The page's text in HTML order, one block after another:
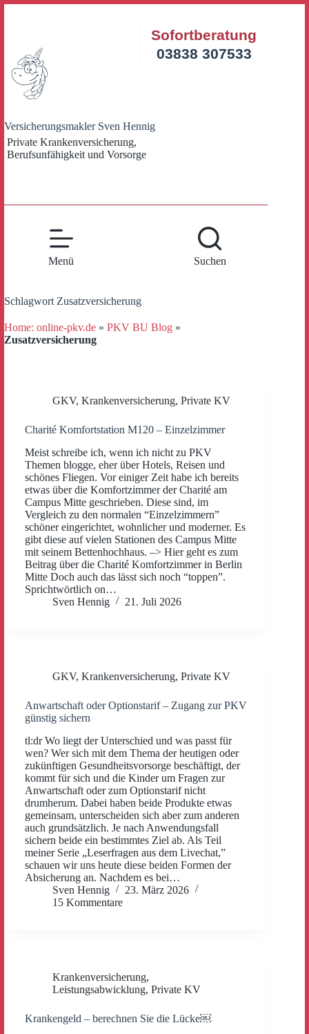
Versicherungsmakler Sven Hennig
Private Krankenversicherung,
Berufsunfähigkeit und Vorsorge
Sofortberatung
03838 307533
Menü Suchen
Schlagwort Zusatzversicherung
Home: online-pkv.de » PKV BU Blog »
Zusatzversicherung
GKV, Krankenversicherung, Private KV
Charité Komfortstation M120 – Einzelzimmer
Meist schreibe ich, wenn ich nicht zu PKV
Themen blogge, eher über Hotels, Reisen und
schönes Fliegen. Vor einiger Zeit habe ich bereits
etwas über die Komfortzimmer der Charité am
Campus Mitte geschrieben. Diese sind, im
Vergleich zu den normalen “Einzelzimmern”
schöner eingerichtet, wohnlicher und moderner. Es
gibt diese auf vielen Stationen des Campus Mitte
mit seinem Bettenhochhaus. –> Hier geht es zum
Beitrag über die Charité Komfortzimmer in Berlin
Mitte Doch auch das lässt sich noch “toppen”.
Sprichtwörtlich on…
Sven Hennig
21. Juli 2026
GKV, Krankenversicherung, Private KV
Anwartschaft oder Optionstarif – Zugang zur PKV
günstig sichern
tl:dr Wo liegt der Unterschied und was passt für
wen? Wer sich mit dem Thema der heutigen oder
zukünftigen Gesundheitsvorsorge beschäftigt, der
kommt für sich und die Kinder um Fragen zur
Anwartschaft oder zum Optionstarif nicht
drumherum. Dabei haben beide Produkte etwas
gemeinsam, unterscheiden sich aber zum anderen
auch grundsätzlich. Je nach Anwendungsfall
sichern beide ein bestimmtes Ziel ab. Als Teil
meiner Serie „Leserfragen aus dem Livechat,”
schauen wir uns heute diese beiden Formen der
Absicherung an. Nachdem es bei…
Sven Hennig
23. März 2026
15 Kommentare
Krankenversicherung,
Leistungsabwicklung, Private KV
Krankengeld – berechnen Sie die Lücke￼